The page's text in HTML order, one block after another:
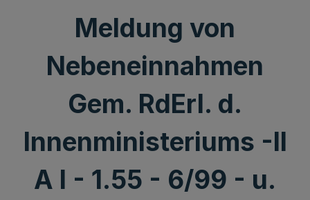
Meldung von
Nebeneinnahmen
Gem. RdErl. d.
Innenministeriums -II
A l - 1.55 - 6/99 - u.